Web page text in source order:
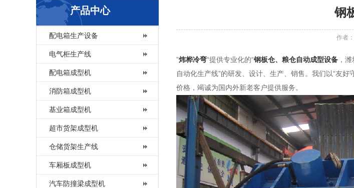
产品中心
配电箱生产设备
电气柜生产线
配电箱成型机
消防箱成型机
基业箱成型机
超市货架成型机
仓储货架生产线
车厢板成型机
汽车防撞梁成型机
钢
作者
”炜桦冷弯“提供专业化的“钢板仓、粮仓自动成型设备 ，
自动化生产线”的研发、设计、生产、销售。我们以“友
价格，竭诚为国内外新老客户提供服务。